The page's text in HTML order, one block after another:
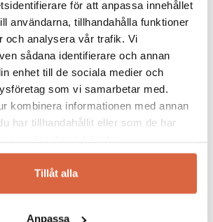
för att anpassa innehållet
användarna, tillhandahålla funktioner
och analysera vår trafik. Vi
sådana identifierare och annan
enhet till de sociala medier och
som vi samarbetar med.
kombinera informationen med annan
har tillhandahållit eller som de har
Tillåt alla
Anpassa
designers som Philippe
Lissoni och Ron Arad. Kartell har
designpriset
inte mindre än nio gånger
av världens ledande företag
av designmöbler med hög
möbler ur Kartells sortiment
Louis Ghost stol och Bourgie